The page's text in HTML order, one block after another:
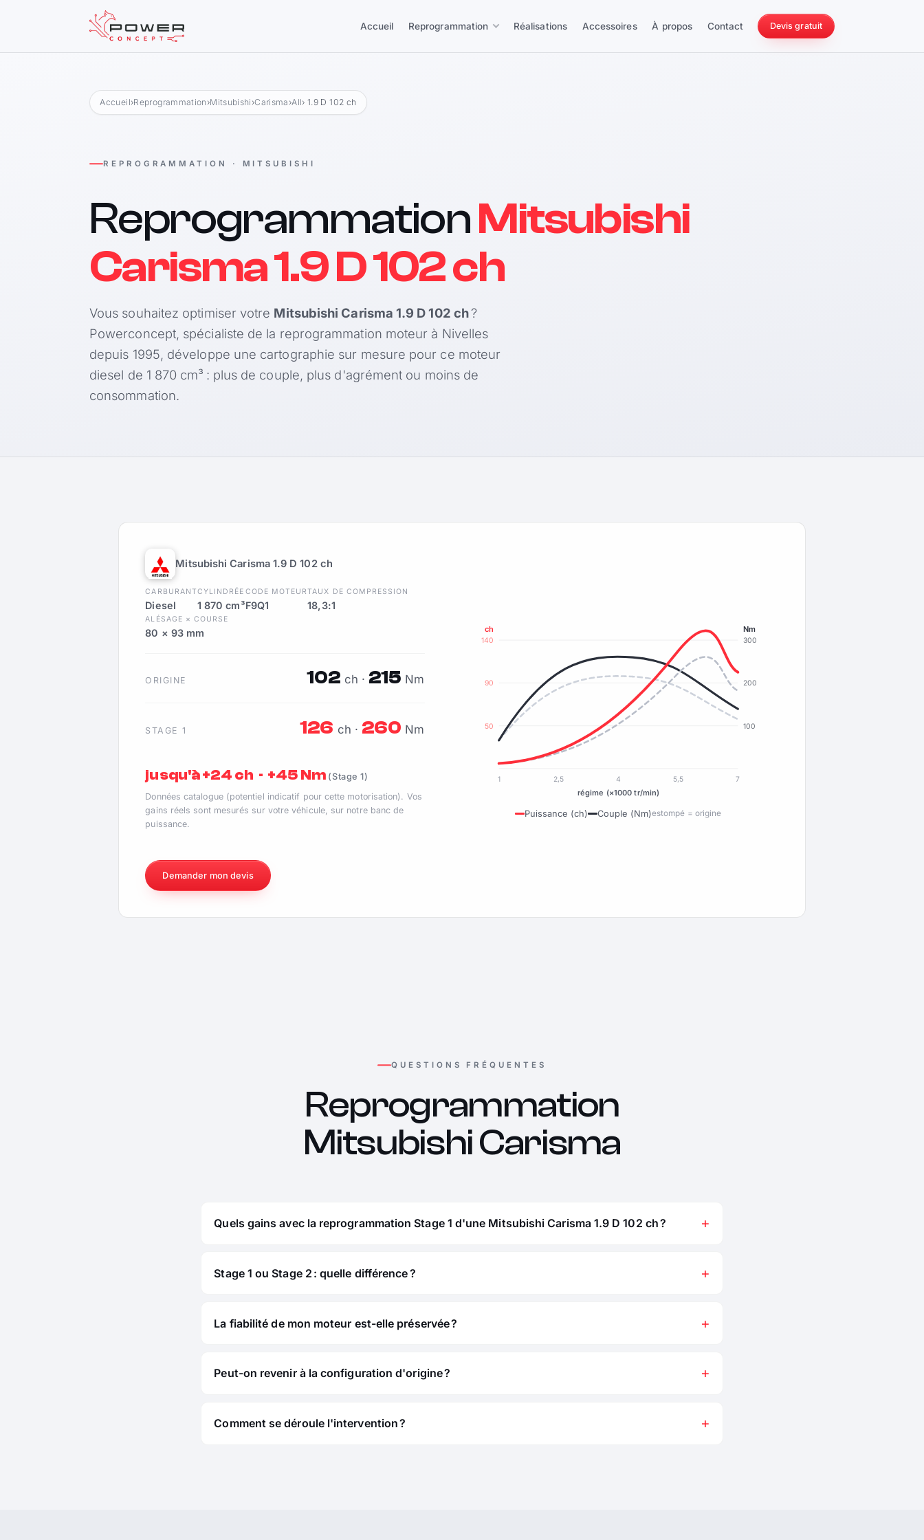
Accueil Reprogrammation Réalisations Accessoires À propos Contact Devis gratuit
Accueil›Reprogrammation ›Mitsubishi ›Carisma ›All› 1.9 D 102 ch
REPROGRAMMATION · MITSUBISHI
ReprogrammationMitsubishi
Carisma 1.9 D 102 ch
Vous souhaitez optimiser votre Mitsubishi Carisma 1.9 D 102 ch?
Powerconcept, spécialiste de la reprogrammation moteur à Nivelles
depuis 1995, développe une cartographie sur mesure pour ce moteur
diesel de 1 870 cm³ : plus de couple, plus d'agrément ou moins de
consommation.
Mitsubishi Carisma 1.9 D 102 ch
CARBURANT
Diesel
CYLINDRÉE
1 870 cm³
CODE MOTEUR
F9Q1
TAUX DE COMPRESSION
18,3:1
ALÉSAGE × COURSE
80 × 93 mm
ORIGINE 102 ch · 215 Nm
STAGE 1 126 ch · 260 Nm
jusqu'à +24 ch · +45 Nm (Stage 1)
Données catalogue (potentiel indicatif pour cette motorisation). Vos
gains réels sont mesurés sur votre véhicule, sur notre banc de
puissance.
50
90
140
100
200
300
ch Nm
1 2,5 4 5,5 7
régime (×1000 tr/min)
Puissance (ch) Couple (Nm)estompé = origine
Demander mon devis
QUESTIONS FRÉQUENTES
Reprogrammation
Mitsubishi Carisma
Quels gains avec la reprogrammation Stage 1 d'une Mitsubishi Carisma 1.9 D 102 ch ?
Stage 1 ou Stage 2 : quelle différence ?
La fiabilité de mon moteur est-elle préservée ?
Peut-on revenir à la configuration d'origine ?
Comment se déroule l'intervention ?